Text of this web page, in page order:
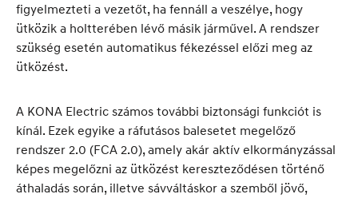
figyelmezteti a vezetőt, ha fennáll a veszélye, hogy
ütközik a holtterében lévő másik járművel. A rendszer
szükség esetén automatikus fékezéssel előzi meg az
ütközést.
A KONA Electric számos további biztonsági funkciót is
kínál. Ezek egyike a ráfutásos balesetet megelőző
rendszer 2.0 (FCA 2.0), amely akár aktív elkormányzással
képes megelőzni az ütközést kereszteződésen történő
áthaladás során, illetve sávváltáskor a szemből jövő,